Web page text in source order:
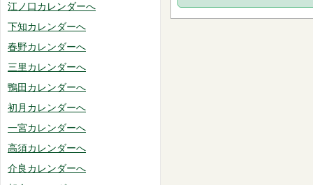
江ノ口カレンダーへ
下知カレンダーへ
春野カレンダーへ
三里カレンダーへ
鴨田カレンダーへ
初月カレンダーへ
一宮カレンダーへ
高須カレンダーへ
介良カレンダーへ